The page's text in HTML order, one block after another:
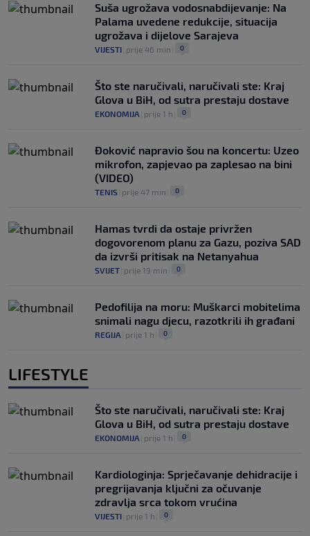
Suša ugrožava vodosnabdijevanje: Na
Palama uvedene redukcije, situacija
ugrožava i dijelove Sarajeva
VIJESTI prije 46 min 0
Što ste naručivali, naručivali ste: Kraj
Glova u BiH, od sutra prestaju dostave
EKONOMIJA prije 1 h 0
Đoković napravio šou na koncertu: Uzeo
mikrofon, zapjevao pa zaplesao na bini
(VIDEO)
TENIS prije 47 min 0
Hamas tvrdi da ostaje privržen
dogovorenom planu za Gazu, poziva SAD
da izvrši pritisak na Netanyahua
SVIJET prije 19 min 0
Pedofilija na moru: Muškarci mobitelima
snimali nagu djecu, razotkrili ih građani
REGIJA prije 1 h 0
LIFESTYLE
Što ste naručivali, naručivali ste: Kraj
Glova u BiH, od sutra prestaju dostave
EKONOMIJA prije 1 h 0
Kardiologinja: Sprječavanje dehidracije i
pregrijavanja ključni za očuvanje
zdravlja srca tokom vrućina
VIJESTI prije 1 h 0